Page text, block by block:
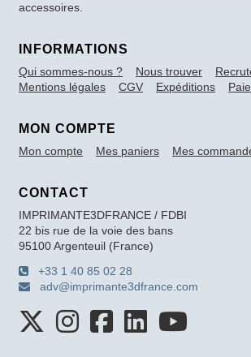
accessoires.
INFORMATIONS
Qui sommes-nous ? Nous trouver
Mentions légales
CGV Expéditions
MON COMPTE
Mon compte Mes paniers Mes
CONTACT
IMPRIMANTE3DFRANCE / FDBI
22 bis rue de la voie des bans
95100 Argenteuil (France)
+33 1 40 85 02 28
adv@imprimante3dfrance.com